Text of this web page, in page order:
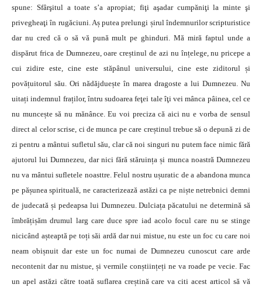
spune: Sfârşitul a toate s’a apropiat; fiţi aşadar cumpăniţi la minte şi
privegheaţi în rugăciuni. Aș putea prelungi șirul îndemnurilor scripturistice
dar nu cred că o să vă pună mult pe ghinduri. Mă miră faptul unde a
dispărut frica de Dumnezeu, oare creștinul de azi nu înțelege, nu pricepe a
cui zidire este, cine este stăpânul universului, cine este ziditorul și
povățuitorul său. Ori nădăjduește în marea dragoste a lui Dumnezeu. Nu
uitați indemnul fraților, întru sudoarea feţei tale îţi vei mânca pâinea, cel ce
nu muncește să nu mănânce. Eu voi preciza că aici nu e vorba de sensul
direct al celor scrise, ci de munca pe care creștinul trebue să o depună zi de
zi pentru a mântui sufletul său, clar că noi singuri nu putem face nimic fără
ajutorul lui Dumnezeu, dar nici fără stăruința și munca noastră Dumnezeu
nu va mântui sufletele noasttre. Felul nostru ușuratic de a abandona munca
pe pășunea spirituală, ne caracterizează astăzi ca pe niște netrebnici demni
de judecată și pedeapsa lui Dumnezeu. Dulciața păcatului ne determină să
îmbrățișăm drumul larg care duce spre iad acolo focul care nu se stinge
nicicând așteaptă pe toți săi ardă dar nui mistue, nu este un foc cu care noi
neam obișnuit dar este un foc numai de Dumnezeu cunoscut care arde
necontenit dar nu mistue, și vermile conștiințeți ne va roade pe vecie. Fac
un apel astăzi către toată suflarea creștină care va citi acest articol să vă